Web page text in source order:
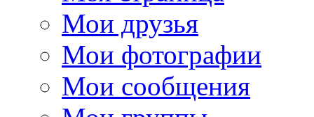
Мои друзья
Мои фотографии
Мои сообщения